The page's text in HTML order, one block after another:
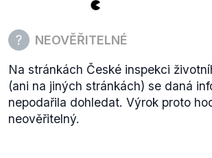
NEOVĚŘITELNÉ
Na stránkách České inspekci
(ani na jiných stránkách) se daná
nepodařila dohledat. Výrok proto
neověřitelný.